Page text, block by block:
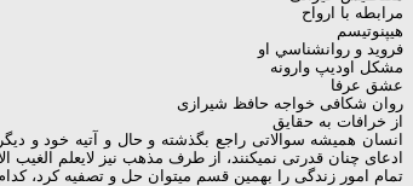
مرابطه با ارواح
هيپنوتيسم
فرويد و روانشناسي او
مشكل اوديپ وارونه
عشق عرفا
روان شكافی خواجه حافظ شيرازی
از خرافات به حقایق
انسان همیشه سوالاتی راجع بگذشته و حال و آتیه خود و
ادعای چنان قدرتی نمیکنند، از طرف مذهب نیز لایعلم الغیب
تمام امور زندگی را بهمین قسم میتوان حل و تصفیه کرد،